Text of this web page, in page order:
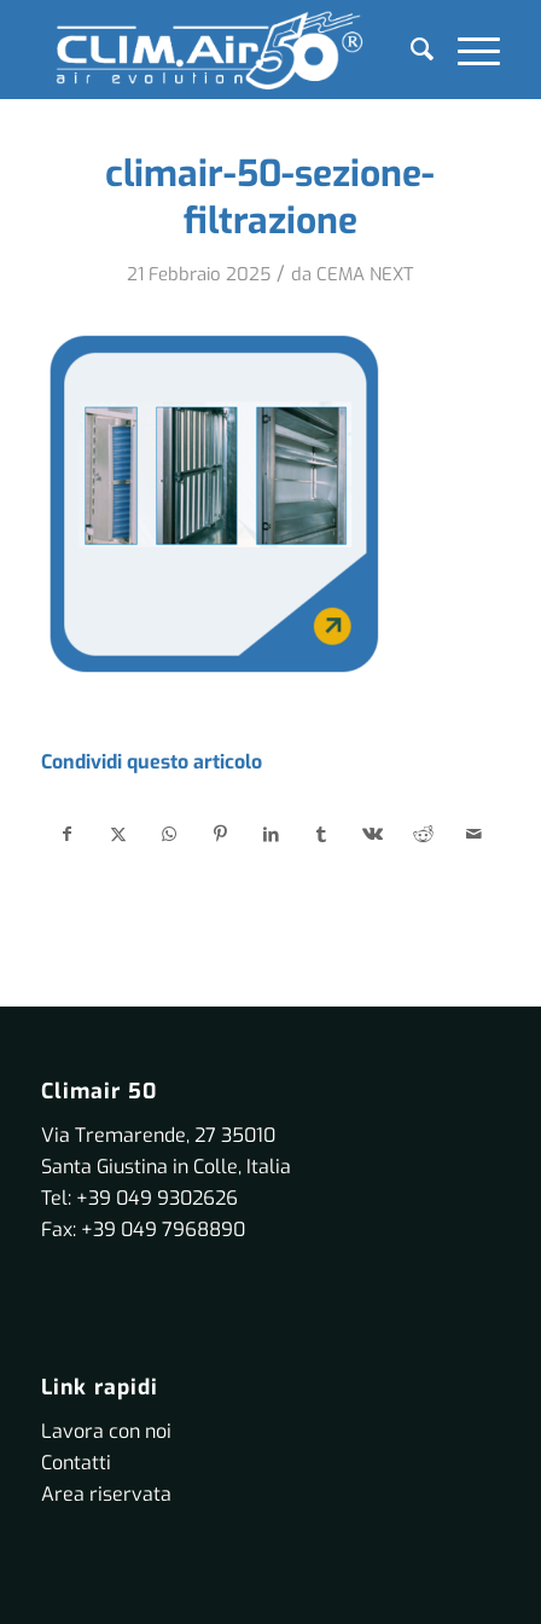
climair-50-sezione-
filtrazione
21 Febbraio 2025 / da CEMA NEXT
Condividi questo articolo
Climair 50
Via Tremarende, 27 35010
Santa Giustina in Colle, Italia
Tel: +39 049 9302626
Fax: +39 049 7968890
Link rapidi
Lavora con noi
Contatti
Area riservata